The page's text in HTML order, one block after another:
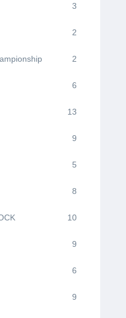
3
2
2
6
13
9
5
8
10
9
6
9